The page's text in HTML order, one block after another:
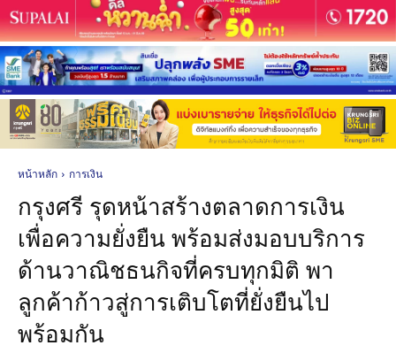
หน้าหลัก การเงิน
กรุงศรี รุดหน้าสร้างตลาดการเงิน
เพื่อความยั่งยืน พร้อมส่งมอบบริการ
ด้านวาณิชธนกิจที่ครบทุกมิติ พา
ลูกค้าก้าวสู่การเติบโตที่ยั่งยืนไป
พร้อมกัน